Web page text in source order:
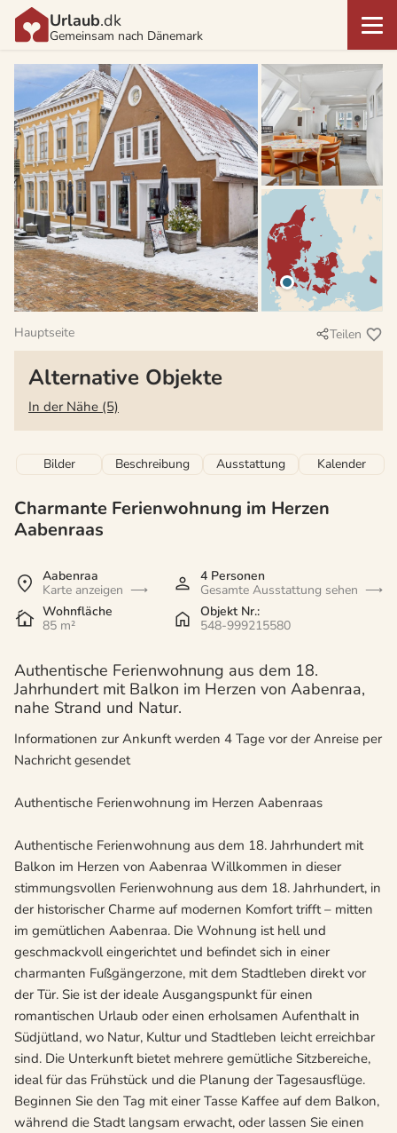
Urlaub.dk
Gemeinsam nach Dänemark
Hauptseite Teilen
Alternative Objekte
In der Nähe (5)
Bilder Beschreibung Ausstattung Kalender
Charmante Ferienwohnung im Herzen
Aabenraas
Aabenraa
Karte anzeigen
4 Personen
Gesamte Ausstattung sehen
Wohnfläche
85 m²
Objekt Nr.:
548-999215580
Authentische Ferienwohnung aus dem 18.
Jahrhundert mit Balkon im Herzen von Aabenraa,
nahe Strand und Natur.
Informationen zur Ankunft werden 4 Tage vor der Anreise per
Nachricht gesendet
Authentische Ferienwohnung im Herzen Aabenraas
Authentische Ferienwohnung aus dem 18. Jahrhundert mit
Balkon im Herzen von Aabenraa Willkommen in dieser
stimmungsvollen Ferienwohnung aus dem 18. Jahrhundert, in
der historischer Charme auf modernen Komfort trifft – mitten
im gemütlichen Aabenraa. Die Wohnung ist hell und
geschmackvoll eingerichtet und befindet sich in einer
charmanten Fußgängerzone, mit dem Stadtleben direkt vor
der Tür. Sie ist der ideale Ausgangspunkt für einen
romantischen Urlaub oder einen erholsamen Aufenthalt in
Südjütland, wo Natur, Kultur und Stadtleben leicht erreichbar
sind. Die Unterkunft bietet mehrere gemütliche Sitzbereiche,
ideal für das Frühstück und die Planung der Tagesausflüge.
Beginnen Sie den Tag mit einer Tasse Kaffee auf dem Balkon,
während die Stadt langsam erwacht, oder lassen Sie einen